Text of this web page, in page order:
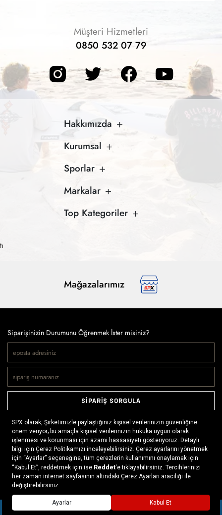
SEPETE EKLE
Müşteri Hizmetleri
0850 532 07 79
Hakkımızda
Kurumsal
Sporlar
Markalar
Top Kategoriler
Mağazalarımız
Siparişinizin Durumunu Öğrenmek İster misiniz?
SİPARİŞ SORGULA
Doğaya ve spora tutkuyla bağlı olanların markası SPX, çeşitli
kategorilerde sunduğu spor giyim ürünleri, outdoor ayakkabılar,
ekipman ve aksesuarlar ile, her yerde ve her koşulda doğayla
buluşmayı mümkün kılıyor. Daima aktif bir yaşam tarzını
benimseyenlerin ihtiyaç duyabileceği her şey, SPX’in online
mağazasında ziyaretçilerin beğenisine sunuluyor.
Daha fazlası >
x